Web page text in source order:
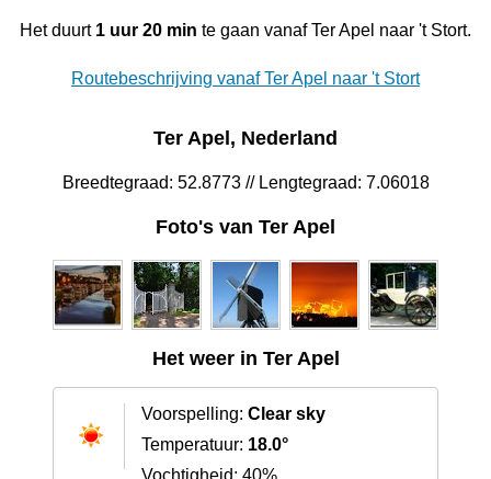
Het duurt 1 uur 20 min te gaan vanaf Ter Apel naar 't Stort.
Routebeschrijving vanaf Ter Apel naar 't Stort
Ter Apel, Nederland
Breedtegraad: 52.8773 // Lengtegraad: 7.06018
Foto's van Ter Apel
Het weer in Ter Apel
Voorspelling: Clear sky
Temperatuur: 18.0°